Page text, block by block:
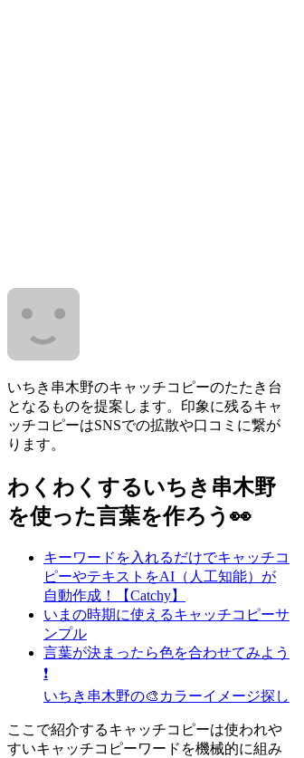
いちき串木野のキャッチコピーのたたき台
となるものを提案します。印象に残るキャ
ッチコピーはSNSでの拡散や口コミに繋が
ります。
わくわくするいちき串木野
を使った言葉を作ろう👀
キーワードを入れるだけでキャッチコ
ピーやテキストをAI（人工知能）が
自動作成！【Catchy】
いまの時期に使えるキャッチコピーサ
ンプル
言葉が決まったら色を合わせてみよう
❗
いちき串木野の🎨カラーイメージ探し
ここで紹介するキャッチコピーは使われや
すいキャッチコピーワードを機械的に組み